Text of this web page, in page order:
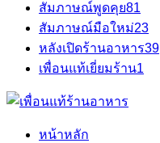
สัมภาษณ์พูดคุย81
สัมภาษณ์มือใหม่23
หลังเปิดร้านอาหาร39
เพื่อนแท้เยี่ยมร้าน1
หน้าหลัก